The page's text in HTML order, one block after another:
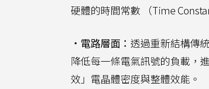
硬體的時間常數 （Time
• 電路層面： 透過重新結構傳
降低每一條電氣訊號的負載，
效」電晶體密度與整體效能。